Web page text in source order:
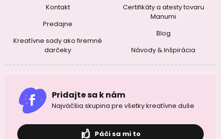
Kontakt
Predajne
Kreatívne sady ako firemné
darčeky
Certifikáty a atesty tovaru
Manumi
Blog
Návody & Inšpirácia
Pridajte sa k nám
Najväčšia skupina pre všetky kreatívne duše
Páči sa mi to